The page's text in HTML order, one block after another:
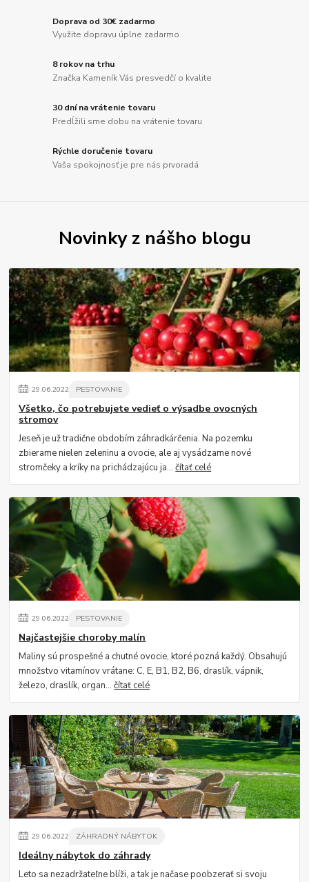
Doprava od 30€ zadarmo
Využite dopravu úplne zadarmo
8 rokov na trhu
Značka Kameník Vás presvedčí o kvalite
30 dní na vrátenie tovaru
Predĺžili sme dobu na vrátenie tovaru
Rýchle doručenie tovaru
Vaša spokojnosť je pre nás prvoradá
Novinky z nášho blogu
29.06.2022 PESTOVANIE
Všetko, čo potrebujete vedieť o výsadbe ovocných
stromov
Jeseň je už tradične obdobím záhradkárčenia. Na pozemku
zbierame nielen zeleninu a ovocie, ale aj vysádzame nové
stromčeky a kríky na prichádzajúcu ja...čítať celé
29.06.2022 PESTOVANIE
Najčastejšie choroby malín
Maliny sú prospešné a chutné ovocie, ktoré pozná každý. Obsahujú
množstvo vitamínov vrátane: C, E, B1, B2, B6, draslík, vápnik,
železo, draslík, organ...čítať celé
29.06.2022 ZÁHRADNÝ NÁBYTOK
Ideálny nábytok do záhrady
Leto sa nezadržateľne blíži, a tak je načase poobzerať si svoju